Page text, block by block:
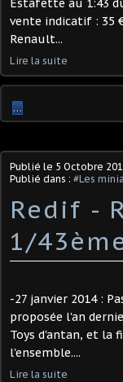
Estafette au 1:43
vente indicatif : 35
Renault...
Lire la suite
…
Publié le 5 Octobre
Publié dans : #Les
Redif -
1/
-27 janvier 2014 :
proposée l'an
Toys d'antan, et la
l'ensemble....
Lire la suite